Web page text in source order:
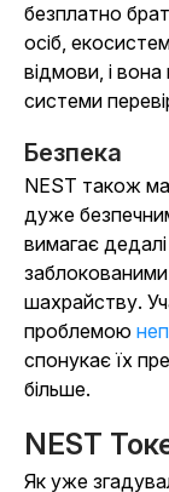
безплатно
осіб,
відмови, і
системи
Безпека
NEST також
дуже
вимагає
заблокованими
шахрайству.
проблемою
спонукає їх
більше.
NEST
Як уже